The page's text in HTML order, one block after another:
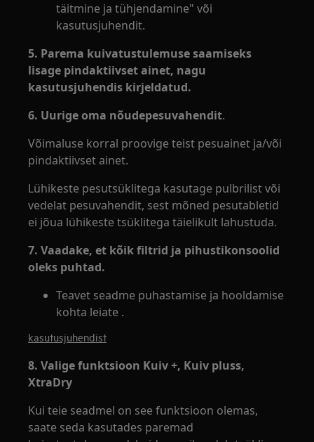
täitmine ja tühjendamine" või
kasutusjuhendit.
5. Parema kuivatustulemuse saamiseks
lisage pindaktiivset ainet, nagu
kasutusjuhendis kirjeldatud.
6. Uurige oma nõudepesuvahendit.
Võimaluse korral proovige teist pesuainet ja/või
pindaktiivset ainet.
Lühikeste pesutsüklitega kasutage pulbrilist või
vedelat pesuvahendit, sest mõned pesutabletid
ei jõua lühikeste tsüklitega täielikult lahustuda.
7. Vaadake, et kõik filtrid ja pihustikonsoolid
oleks puhtad.
Teavet seadme puhastamise ja hooldamise
kohta leiate .
kasutusjuhendist
8. Valige funktsioon Kuiv +, Kuiv pluss,
XtraDry
Kui teie seadmel on see funktsioon olemas,
saate seda kasutades paremad